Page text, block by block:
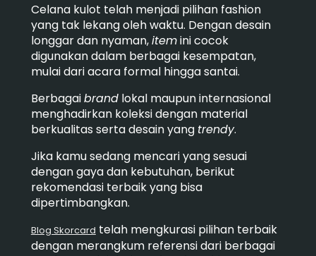
Celana kulot telah menjadi pilihan fashion
yang tak lekang oleh waktu. Dengan desain
longgar dan nyaman,itemini cocok
digunakan dalam berbagai kesempatan,
mulai dari acara formal hingga santai.
Berbagaibrandlokal maupun internasional
menghadirkan koleksi dengan material
berkualitas serta desain yang trendy.
Jika kamu sedang mencari yang sesuai
dengan gaya dan kebutuhan, berikut
rekomendasi terbaik yang bisa
dipertimbangkan.
Blog Skorcard telah mengkurasi pilihan terbaik
dengan merangkum referensi dari berbagai